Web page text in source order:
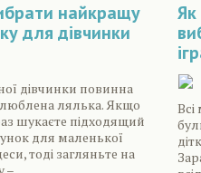
найкращу
для дівчинки
дівчинки повинна
лялька. Якщо
шукаєте підходящий
для маленької
тоді загляньте на